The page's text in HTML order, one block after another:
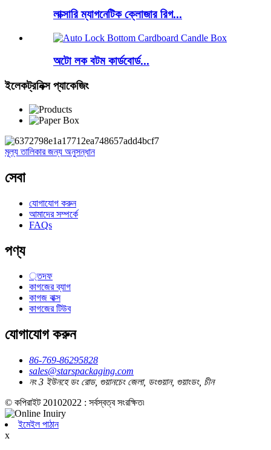
লাক্সারি ম্যাগনেটিক ক্লোজার রিগ...
অটো লক বটম কার্ডবোর্ড...
ইলেকট্রনিক্স প্যাকেজিং
মূল্য তালিকার জন্য অনুসন্ধান
সেবা
যোগাযোগ করুন
আমাদের সম্পর্কে
FAQs
পণ্য
্তদফ
কাগজের ব্যাগ
কাগজ বাক্স
কাগজের টিউব
যোগাযোগ করুন
86-769-86295828
sales@starspackaging.com
নং 3 ইউনহে ডং রোড, গুয়ানচেং জেলা, ডংগুয়ান, গুয়াংডং, চীন
© কপিরাইট 20102022 : সর্বস্বত্ব সংরক্ষিত৷
ইমেইল পাঠান
x